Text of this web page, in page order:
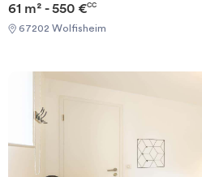
61 m² - 550 €CC
67202 Wolfisheim